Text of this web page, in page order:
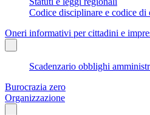
Codice disciplinare e codice di
Oneri informativi per cittadini e
Scadenzario obblighi
Burocrazia zero
Organizzazione